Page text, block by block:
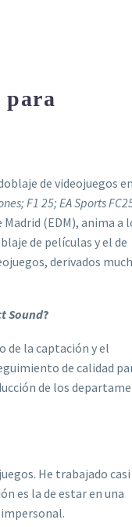
para
de videojuegos en
F1 25; EA Sports
(EDM), anima a
de películas y el de
derivados
Sound?
de la captación y el
de calidad
de los
He trabajado
es la de estar en una